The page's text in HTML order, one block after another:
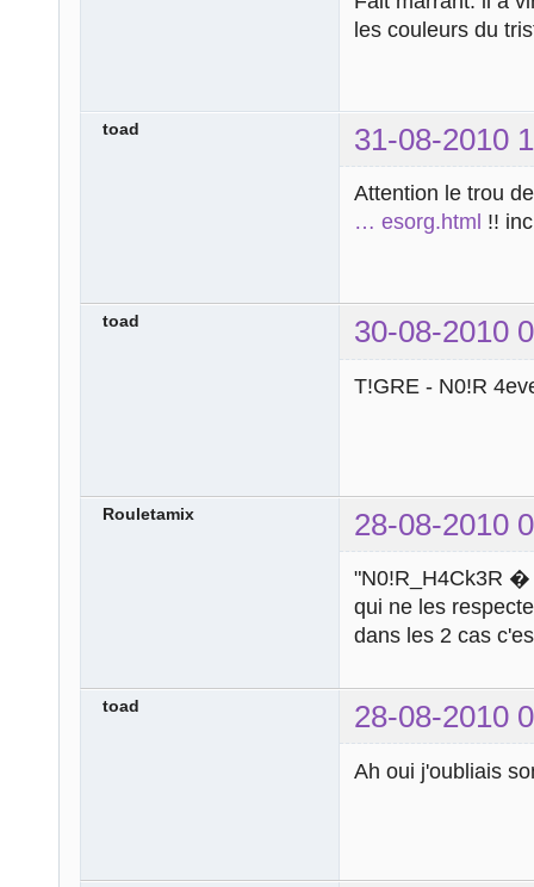
les couleurs du
toad 31-08-2010
Attention le trou
… esorg.html !!
toad 30-08-2010
T!GRE - N0!R
Rouletamix 28-08-2010
"N0!R_H4Ck3R �
qui ne les
dans les 2 cas
toad 28-08-2010
Ah oui j'oubliais